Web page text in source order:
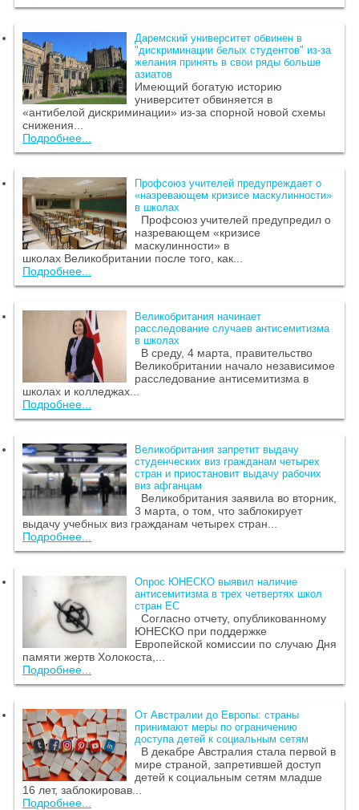
Даремский университет обвинен в
"дискриминации белых студентов" из-за
желания принять в свои ряды больше
азиатов
Имеющий богатую историю
университет обвиняется в
«антибелой дискриминации» из-за спорной новой схемы
снижения...
Подробнее...
Профсоюз учителей предупреждает о
«назревающем кризисе маскулинности»
в школах
Профсоюз учителей предупредил о
назревающем «кризисе
маскулинности» в
школах Великобритании после того, как...
Подробнее...
Великобритания начинает
расследование случаев антисемитизма
в школах
В среду, 4 марта, правительство
Великобритании начало независимое
расследование антисемитизма в
школах и колледжах...
Подробнее...
Великобритания запретит выдачу
студенческих виз гражданам четырех
стран и приостановит выдачу рабочих
виз афганцам
Великобритания заявила во вторник,
3 марта, о том, что заблокирует
выдачу учебных виз гражданам четырех стран...
Подробнее...
Опрос ЮНЕСКО выявил наличие
антисемитизма в трех четвертях школ
стран ЕС
Согласно отчету, опубликованному
ЮНЕСКО при поддержке
Европейской комиссии по случаю Дня
памяти жертв Холокоста,...
Подробнее...
От Австралии до Европы: страны
принимают меры по ограничению
доступа детей к социальным сетям
В декабре Австралия стала первой в
мире страной, запретившей доступ
детей к социальным сетям младше
16 лет, заблокировав...
Подробнее...